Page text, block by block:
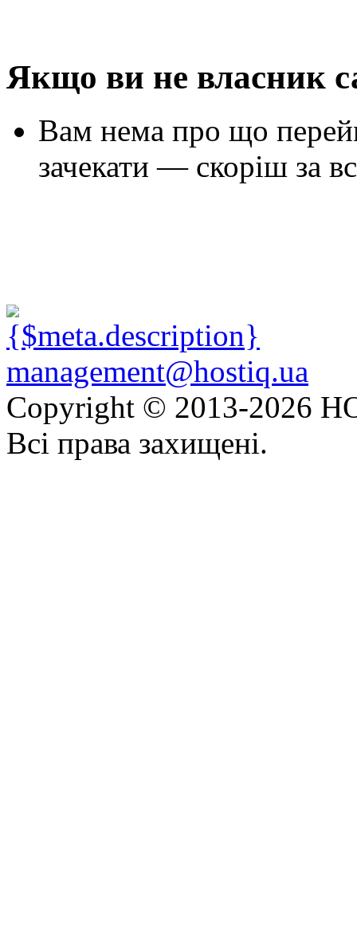
Якщо ви не власник
Вам нема про що
зачекати — скоріш за
management@hostiq.ua
Copyright © 2013-2026
Всі права захищені.